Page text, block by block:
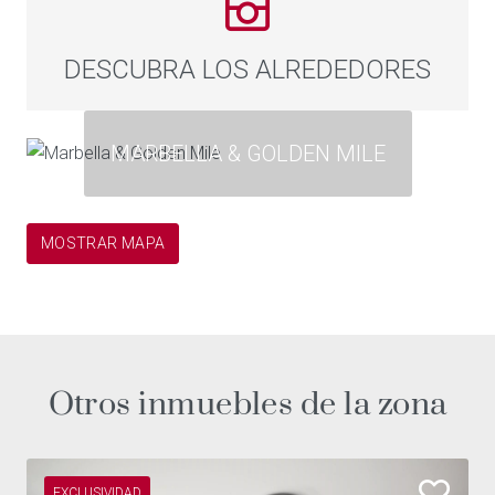
DESCUBRA LOS ALREDEDORES
MARBELLA & GOLDEN MILE
MOSTRAR MAPA
Otros inmuebles de la zona